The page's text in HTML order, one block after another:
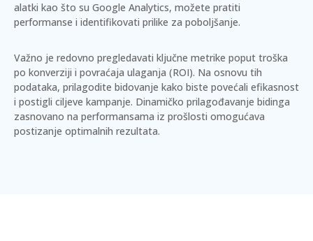
alatki kao što su Google Analytics, možete pratiti
performanse i identifikovati prilike za poboljšanje.
Važno je redovno pregledavati ključne metrike poput troška
po konverziji i povraćaja ulaganja (ROI). Na osnovu tih
podataka, prilagodite bidovanje kako biste povećali efikasnost
i postigli ciljeve kampanje. Dinamičko prilagođavanje bidinga
zasnovano na performansama iz prošlosti omogućava
postizanje optimalnih rezultata.